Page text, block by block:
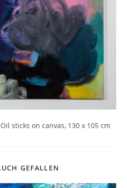
sticks on canvas, 130 x 105 cm
GEFALLEN